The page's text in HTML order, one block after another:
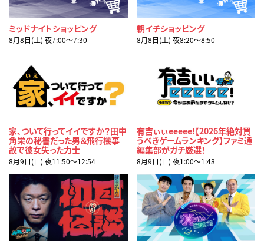
ミッドナイトショッピング
8月8日(土) 夜7:00〜7:30
朝イチショッピング
8月8日(土) 夜8:20〜8:50
家、ついて行ってイイですか？田中
角栄の秘書だった男＆飛行機事
故で彼女失った力士
8月9日(日) 夜11:50〜12:54
有吉ぃぃeeeee!【2026年絶対買
うべきゲームランキング】ファミ通
編集部がガチ厳選！
8月9日(日) 夜1:00〜1:48